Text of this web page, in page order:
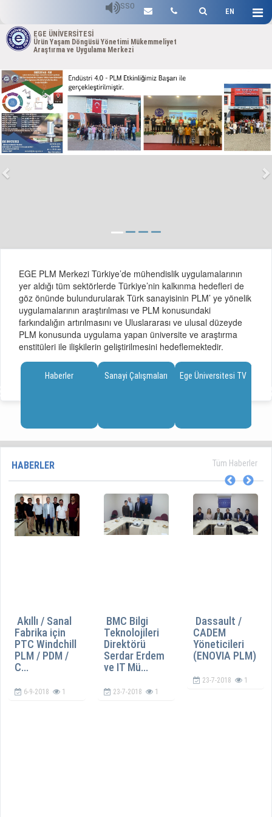
EN
SSO
EGE ÜNİVERSİTESİ
Ürün Yaşam Döngüsü Yönetimi Mükemmeliyet
Araştırma ve Uygulama Merkezi
Previous
EGE PLM Merkezi Türkiye’de mühendislik uygulamalarının
yer aldığı tüm sektörlerde Türkiye’nin kalkınma hedefleri de
göz önünde bulundurularak Türk sanayisinin PLM’ ye yönelik
uygulamalarının araştırılması ve PLM konusundaki
farkındalığın artırılmasını ve Uluslararası ve ulusal düzeyde
PLM konusunda uygulama yapan üniversite ve araştırma
enstitüleri ile ilişkilerin geliştirilmesini hedeflemektedir.
Haberler Sanayi Çalışmaları Ege Üniversitesi TV
Tüm Haberler
HABERLER
Akıllı / Sanal
Fabrika için
PTC Windchill
PLM / PDM /
C...
6-9-2018 1
BMC Bilgi
Teknolojileri
Direktörü
Serdar Erdem
ve IT Mü...
23-7-2018 1
Dassault /
CADEM
Yöneticileri
(ENOVIA PLM)
23-7-2018 1